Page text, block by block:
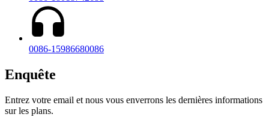
0086-15986680086
Enquête
Entrez votre email et nous vous enverrons les dernières informations
sur les plans.